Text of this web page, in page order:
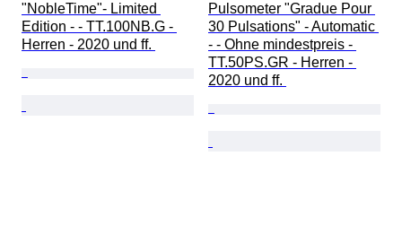
"NobleTime"- Limited
Edition - - TT.100NB.G -
Herren - 2020 und ff.
Pulsometer "Gradue Pour
30 Pulsations" - Automatic
- - Ohne mindestpreis -
TT.50PS.GR - Herren -
2020 und ff.